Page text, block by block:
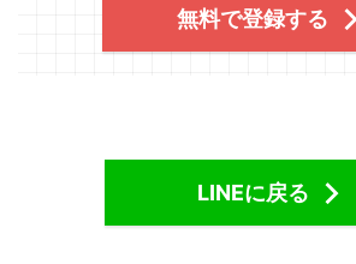
無料で登録する
LINEに戻る